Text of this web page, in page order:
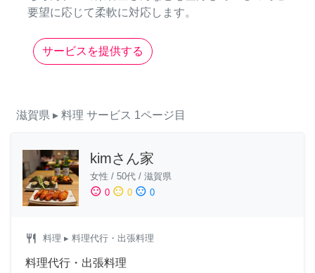
要望に応じて柔軟に対応します。
サービスを提供する
滋賀県 ▸ 料理 サービス 1ページ目
kimさん家
女性 / 50代 / 滋賀県
sentiment_satisfied 0 sentiment_neutral 0 sentiment_dissatisfied 0
restaurant 料理 ▸ 料理代行・出張料理
料理代行・出張料理